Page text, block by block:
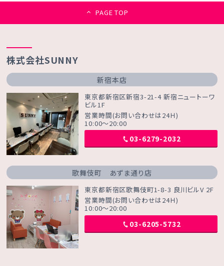
PAGE TOP
株式会社SUNNY
新宿本店
東京都新宿区新宿3-21-4 新宿ニュートーワ
ビル1F
営業時間(お問い合わせは24Ｈ)
10:00～20:00
03-6279-2032
歌舞伎町 あずま通り店
東京都新宿区歌舞伎町1-8-3 良川ビルV 2F
営業時間(お問い合わせは24Ｈ)
10:00～20:00
03-6205-5732